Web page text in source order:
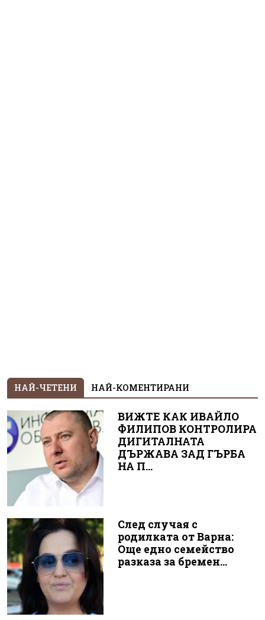
НАЙ-ЧЕТЕНИ НАЙ-КОМЕНТИРАНИ
ВИЖТЕ КАК ИВАЙЛО
ФИЛИПОВ КОНТРОЛИРА
ДИГИТАЛНАТА
ДЪРЖАВА ЗАД ГЪРБА
НА П...
След случая с
родилката от Варна:
Още едно семейство
разказа за бремен...